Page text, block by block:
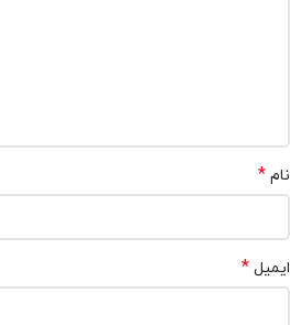
نام *
ایمیل *